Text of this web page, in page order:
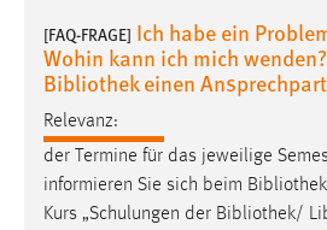
[FAQ-FRAGE] Ich habe ein
Wohin kann ich mich
Bibliothek einen
Relevanz:
der Termine für das jeweilige
informieren Sie sich beim
Kurs „Schulungen der Bibliothek/
Performance
Name:
staticfilecache
Zweck:
Für performante Seitenauslieferung